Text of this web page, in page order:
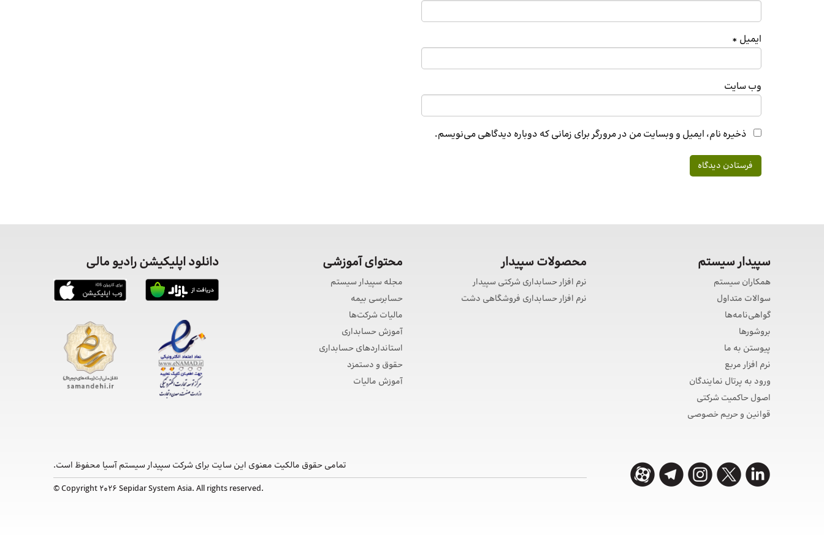
ایمیل *
وب‌ سایت
ذخیره نام، ایمیل و وبسایت من در مرورگر برای زمانی که دوباره دیدگاهی می‌نویسم.
سپیدار سیستم
همکاران سیستم
سوالات متداول
گواهی‌نامه‌ها
بروشورها
پیوستن به ما
نرم افزار مربع
ورود به پرتال نمایندگان
اصول حاکمیت شرکتی
قوانین و حریم خصوصی
محصولات سپیدار
نرم افزار حسابداری شرکتی سپیدار
نرم افزار حسابداری فروشگاهی دشت
محتوای آموزشی
مجله سپیدار سیستم
حسابرسی بیمه
مالیات شرکت‌ها
آموزش حسابداری
استانداردهای حسابداری
حقوق و دستمزد
آموزش مالیات
دانلود اپلیکیشن رادیو مالی
تمامی حقوق مالکیت معنوی این ‌سایت برای شرکت سپیدار سیستم آسیا محفوظ است.
© Copyright 2026 Sepidar System Asia. All rights reserved.